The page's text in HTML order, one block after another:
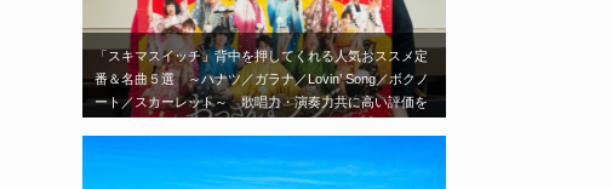
「スキマスイッチ」背中を押してくれる人気おススメ定
番＆名曲５選 ～ハナツ／ガラナ／Lovin’ Song／ボクノ
ート／スカーレット～ 歌唱力・演奏力共に高い評価を